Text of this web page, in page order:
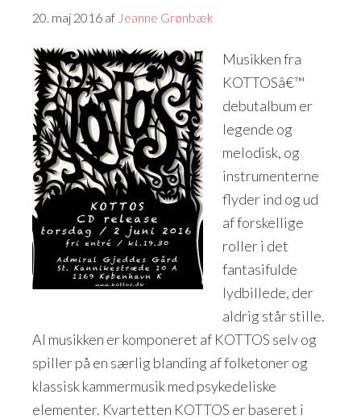
20. maj 2016 af Jeanne Grønbæk
Musikken fra
KOTTOSâ€™
debutalbum er
legende og
melodisk, og
instrumenterne
flyder ind og ud
af forskellige
roller i det
fantasifulde
lydbillede, der
aldrig står stille.
Al musikken er komponeret af KOTTOS selv og
spiller på en særlig blanding af folketoner og
klassisk kammermusik med psykedeliske
elementer. Kvartetten KOTTOS er baseret i